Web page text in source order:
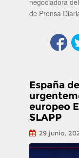
de Prensa
España
europeo
SLAPP
29 junio,